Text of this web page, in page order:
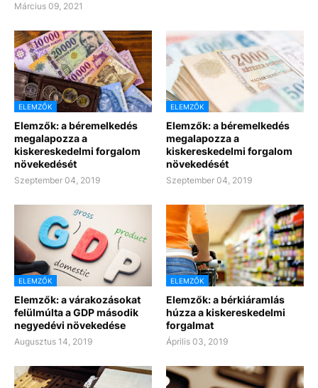
Március 09, 2021
ELEMZŐK
Elemzők: a béremelkedés
megalapozza a
kiskereskedelmi forgalom
növekedését
Szeptember 04, 2019
ELEMZŐK
Elemzők: a béremelkedés
megalapozza a
kiskereskedelmi forgalom
növekedését
Szeptember 04, 2019
ELEMZŐK
Elemzők: a várakozásokat
felülmúlta a GDP második
negyedévi növekedése
Augusztus 14, 2019
ELEMZŐK
Elemzők: a bérkiáramlás
húzza a kiskereskedelmi
forgalmat
Április 03, 2019